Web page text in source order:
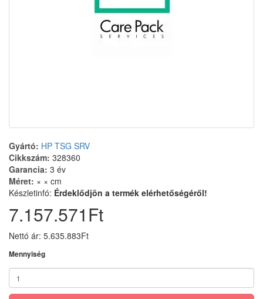
Gyártó: HP TSG SRV
Cikkszám: 328360
Garancia: 3 év
Méret: × × cm
Készletinfó: Érdeklődjön a termék elérhetőségéről!
7.157.571Ft
Nettó ár: 5.635.883Ft
Mennyiség